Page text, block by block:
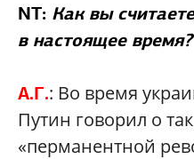
NT: Как вы
в настоящее время?
А.Г.: Во время
Путин говорил о
«перманентной